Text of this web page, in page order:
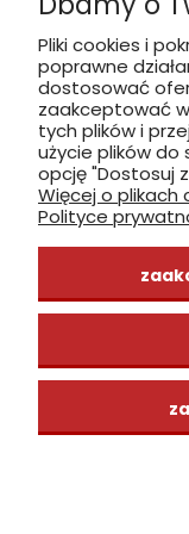
Pliki cookies i
poprawne
dostosować
zaakceptować
tych plików i
użycie plików do
opcję "Dostosuj
Więcej o plikach
Polityce